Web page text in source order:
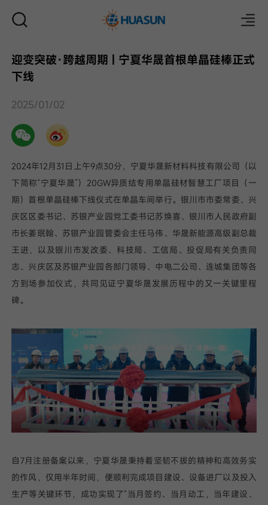
我已阅读并同意
迎变突破·跨越周期 | 宁夏华晟首根单晶硅棒正式
下线
2025/01/02
2024年12月31日上午9点30分，宁夏华晟新材料科技有限公司（以
下简称“宁夏华晟”）20GW异质结专用单晶硅材智慧工厂项目（一
期）首根单晶硅棒下线仪式在单晶车间举行。银川市市委常委、兴
庆区区委书记、苏银产业园党工委书记苏焕喜、银川市人民政府副
市长姜珉翰、苏银产业园管委会主任马伟、华晟新能源高级副总裁
王进，以及银川市发改委、科技局、工信局、投促局有关负责同
志、兴庆区及苏银产业园各部门领导、中电二公司、连城集团等各
方到场参加仪式，共同见证宁夏华晟发展历程中的又一关键里程
碑。
自7月注册备案以来，宁夏华晟秉持着坚韧不拔的精神和高效务实
的作风，仅用半年时间，便顺利完成项目建设、设备进厂以及投入
生产等关键环节，成功实现了“当月签约、当月动工，当年建设、